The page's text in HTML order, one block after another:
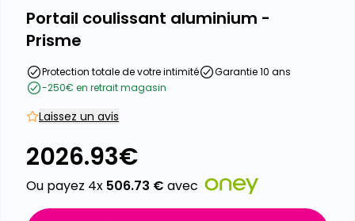
Portail coulissant aluminium -
Prisme
Protection totale de votre intimité
Garantie 10 ans
-250€ en retrait magasin
Laissez un avis
2026.93€
Ou payez 4x 506.73 € avec